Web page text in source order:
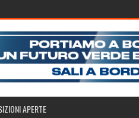
APERTE